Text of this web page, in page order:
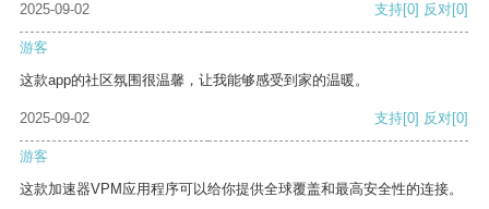
2025-09-02 支持[0] 反对[0]
游客
这款app的社区氛围很温馨，让我能够感受到家的温暖。
2025-09-02 支持[0] 反对[0]
游客
这款加速器VPM应用程序可以给你提供全球覆盖和最高安全性的连接。